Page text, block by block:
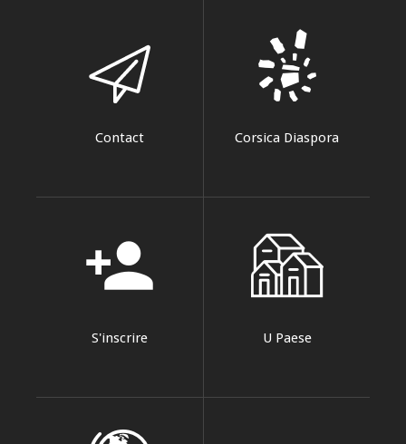
Contact Corsica Diaspora
person_add
S'inscrire U Paese